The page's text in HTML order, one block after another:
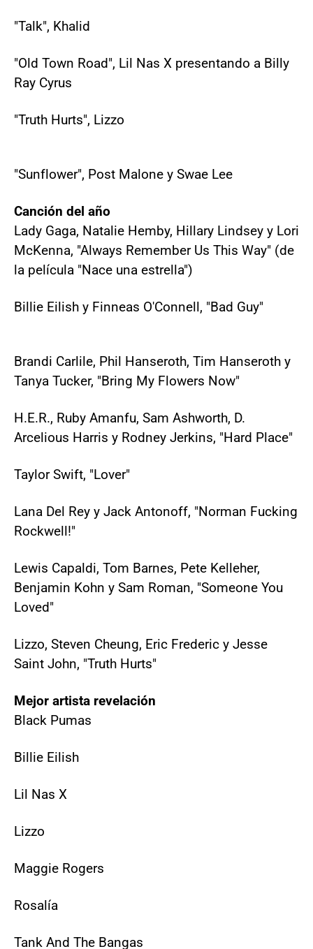
"Talk", Khalid
"Old Town Road", Lil Nas X presentando a Billy
Ray Cyrus
"Truth Hurts", Lizzo
"Sunflower", Post Malone y Swae Lee
Canción del año
Lady Gaga, Natalie Hemby, Hillary Lindsey y Lori
McKenna, "Always Remember Us This Way" (de
la película "Nace una estrella")
Billie Eilish y Finneas O'Connell, "Bad Guy"
Brandi Carlile, Phil Hanseroth, Tim Hanseroth y
Tanya Tucker, "Bring My Flowers Now"
H.E.R., Ruby Amanfu, Sam Ashworth, D.
Arcelious Harris y Rodney Jerkins, "Hard Place"
Taylor Swift, "Lover"
Lana Del Rey y Jack Antonoff, "Norman Fucking
Rockwell!"
Lewis Capaldi, Tom Barnes, Pete Kelleher,
Benjamin Kohn y Sam Roman, "Someone You
Loved"
Lizzo, Steven Cheung, Eric Frederic y Jesse
Saint John, "Truth Hurts"
Mejor artista revelación
Black Pumas
Billie Eilish
Lil Nas X
Lizzo
Maggie Rogers
Rosalía
Tank And The Bangas